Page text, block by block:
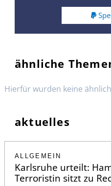
ähnliche
Hierfür wurden keine
aktuelles
ALLGEMEIN
Karlsruhe urteilt:
Terroristin sitzt zu